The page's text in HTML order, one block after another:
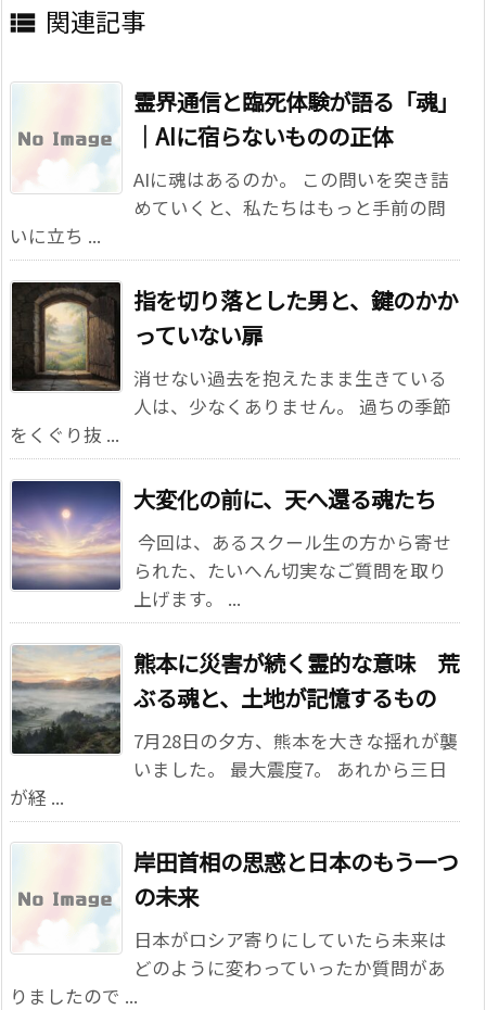
 関連記事
霊界通信と臨死体験が語る「魂」
｜AIに宿らないものの正体
AIに魂はあるのか。 この問いを突き詰
めていくと、私たちはもっと手前の問
いに立ち ...
指を切り落とした男と、鍵のかか
っていない扉
消せない過去を抱えたまま生きている
人は、少なくありません。 過ちの季節
をくぐり抜 ...
大変化の前に、天へ還る魂たち
今回は、あるスクール生の方から寄せ
られた、たいへん切実なご質問を取り
上げます。 ...
熊本に災害が続く霊的な意味 荒
ぶる魂と、土地が記憶するもの
7月28日の夕方、熊本を大きな揺れが襲
いました。 最大震度7。 あれから三日
が経 ...
岸田首相の思惑と日本のもう一つ
の未来
日本がロシア寄りにしていたら未来は
どのように変わっていったか質問があ
りましたので ...